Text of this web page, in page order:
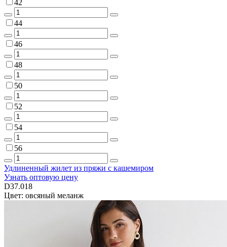
42
44
46
48
50
52
54
56
Удлиненный жилет из пряжи с кашемиром
Узнать оптовую цену
D37.018
Цвет: овсяный меланж